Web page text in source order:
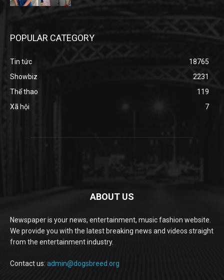
POPULAR CATEGORY
Tin tức
18765
Showbiz
2231
Thể thao
119
Xã hội
7
ABOUT US
Newspaper is your news, entertainment, music fashion website.
We provide you with the latest breaking news and videos straight
from the entertainment industry.
Contact us: admin@dogsbreed.org